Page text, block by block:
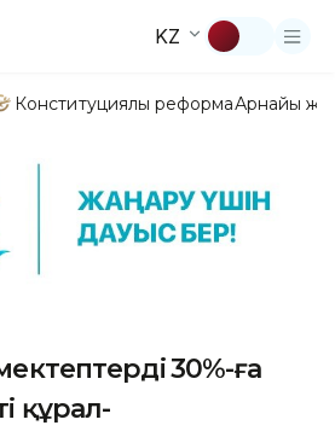
KZ
Конституциялық реформаАрнайы
30%-ға
құрал-